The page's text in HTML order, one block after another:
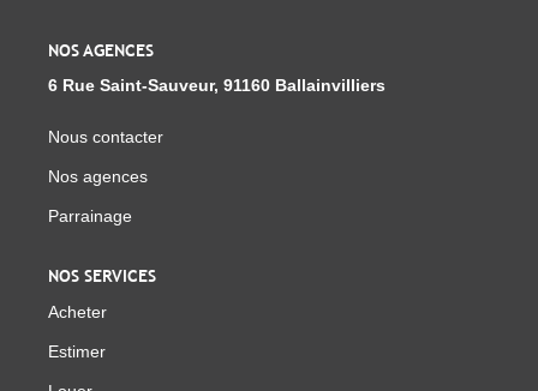
NOS AGENCES
7 Grande Rue, 91360 Épinay-Sur-Orge
Nous contacter
Nos agences
Parrainage
NOS SERVICES
Acheter
Estimer